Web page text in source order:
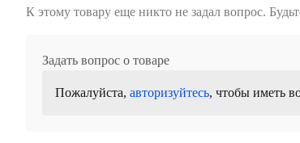
К этому товару еще никто не задал вопрос.
Задать вопрос о товаре
Пожалуйста, авторизуйтесь, чтобы иметь